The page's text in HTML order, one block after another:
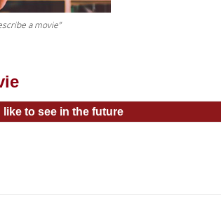
a movie”
to see in the future